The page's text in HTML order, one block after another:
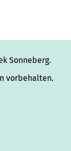
Sonneberg.
vorbehalten.